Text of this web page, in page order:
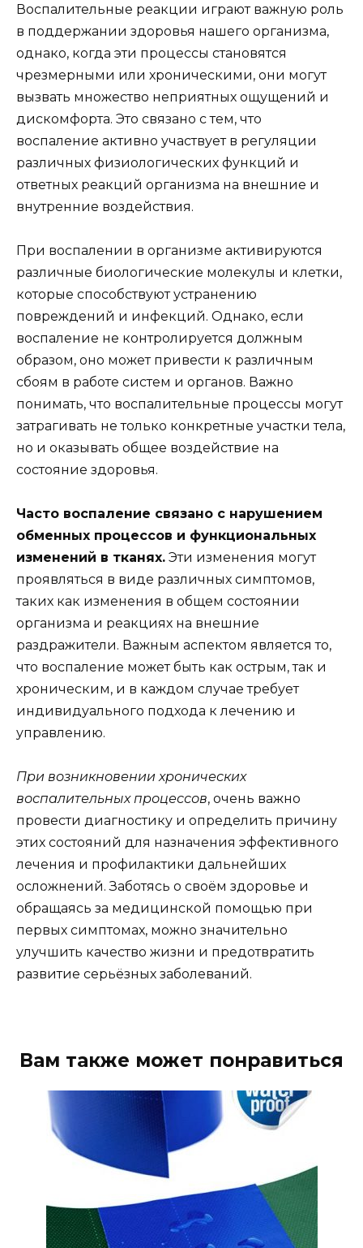
Воспалительные реакции играют важную роль
в поддержании здоровья нашего организма,
однако, когда эти процессы становятся
чрезмерными или хроническими, они могут
вызвать множество неприятных ощущений и
дискомфорта. Это связано с тем, что
воспаление активно участвует в регуляции
различных физиологических функций и
ответных реакций организма на внешние и
внутренние воздействия.
При воспалении в организме активируются
различные биологические молекулы и клетки,
которые способствуют устранению
повреждений и инфекций. Однако, если
воспаление не контролируется должным
образом, оно может привести к различным
сбоям в работе систем и органов. Важно
понимать, что воспалительные процессы могут
затрагивать не только конкретные участки тела,
но и оказывать общее воздействие на
состояние здоровья.
Часто воспаление связано с нарушением
обменных процессов и функциональных
изменений в тканях. Эти изменения могут
проявляться в виде различных симптомов,
таких как изменения в общем состоянии
организма и реакциях на внешние
раздражители. Важным аспектом является то,
что воспаление может быть как острым, так и
хроническим, и в каждом случае требует
индивидуального подхода к лечению и
управлению.
При возникновении хронических
воспалительных процессов, очень важно
провести диагностику и определить причину
этих состояний для назначения эффективного
лечения и профилактики дальнейших
осложнений. Заботясь о своём здоровье и
обращаясь за медицинской помощью при
первых симптомах, можно значительно
улучшить качество жизни и предотвратить
развитие серьёзных заболеваний.
Вам также может понравиться